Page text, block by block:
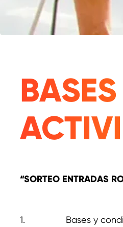
“SORTEO ENTRADAS
1. Bases y